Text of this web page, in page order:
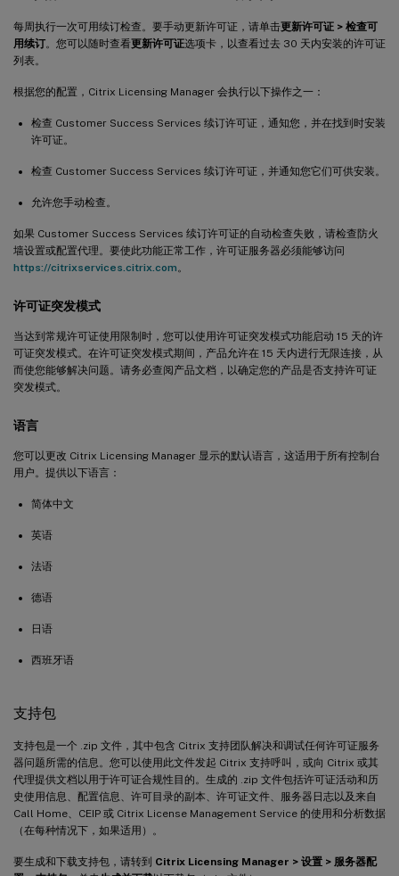
每周执行一次可用续订检查。要手动更新许可证，请单击更新许可证 > 检查可
用续订。您可以随时查看更新许可证选项卡，以查看过去 30 天内安装的许可证
列表。
根据您的配置，Citrix Licensing Manager 会执行以下操作之一：
检查 Customer Success Services 续订许可证，通知您，并在找到时安装
许可证。
检查 Customer Success Services 续订许可证，并通知您它们可供安装。
允许您手动检查。
如果 Customer Success Services 续订许可证的自动检查失败，请检查防火
墙设置或配置代理。要使此功能正常工作，许可证服务器必须能够访问
https://citrixservices.citrix.com 。
许可证突发模式
当达到常规许可证使用限制时，您可以使用许可证突发模式功能启动 15 天的许
可证突发模式。在许可证突发模式期间，产品允许在 15 天内进行无限连接，从
而使您能够解决问题。请务必查阅产品文档，以确定您的产品是否支持许可证
突发模式。
语言
您可以更改 Citrix Licensing Manager 显示的默认语言，这适用于所有控制台
用户。提供以下语言：
简体中文
英语
法语
德语
日语
西班牙语
支持包
支持包是一个 .zip 文件，其中包含 Citrix 支持团队解决和调试任何许可证服务
器问题所需的信息。您可以使用此文件发起 Citrix 支持呼叫，或向 Citrix 或其
代理提供文档以用于许可证合规性目的。生成的 .zip 文件包括许可证活动和历
史使用信息、配置信息、许可目录的副本、许可证文件、服务器日志以及来自
Call Home、CEIP 或 Citrix License Management Service 的使用和分析数据
（在每种情况下，如果适用）。
要生成和下载支持包，请转到 Citrix Licensing Manager > 设置 > 服务器配